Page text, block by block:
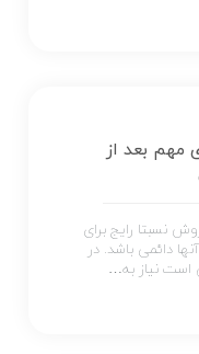
مهم بعد از
نسبتا رایج برای
دائمی باشد. در
است نیاز به…